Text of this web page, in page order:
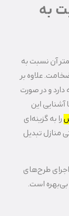
به
آن نسبت به
علاوه بر
دارد و در صورت
این
را به گزینه‌ای
منازل تبدیل
طرح‌های
بی‌بهره است.